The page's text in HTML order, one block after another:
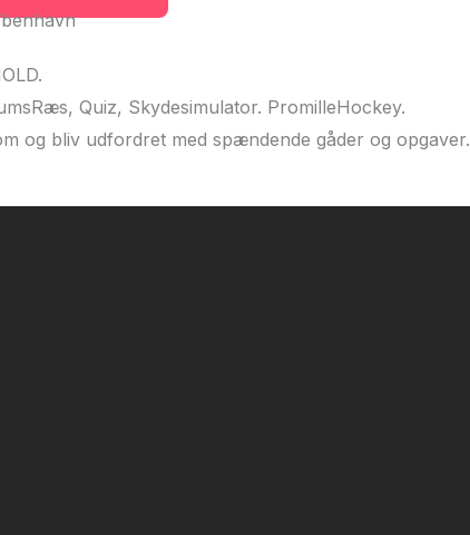
Quiz, Skydesimulator. PromilleHockey.
og bliv udfordret med spændende gåder og opgaver.